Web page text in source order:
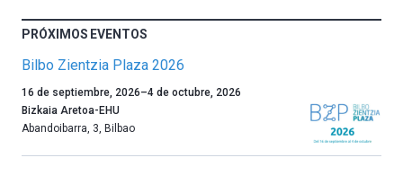
PRÓXIMOS EVENTOS
Bilbo Zientzia Plaza 2026
Un
año
más,
16 de septiembre, 2026–4 de octubre, 2026
Bizkaia Aretoa-EHU
Abandoibarra, 3, Bilbao